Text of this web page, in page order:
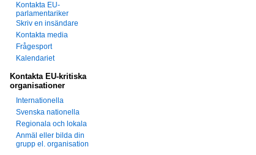
Kontakta EU-
parlamentariker
Skriv en insändare
Kontakta media
Frågesport
Kalendariet
Kontakta EU-kritiska
organisationer
Internationella
Svenska nationella
Regionala och lokala
Anmäl eller bilda din
grupp el. organisation